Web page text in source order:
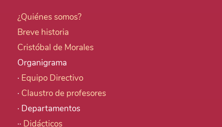
¿Quiénes somos?
Breve historia
Cristóbal de Morales
Organigrama
· Equipo Directivo
· Claustro de profesores
· Departamentos
·· Didácticos